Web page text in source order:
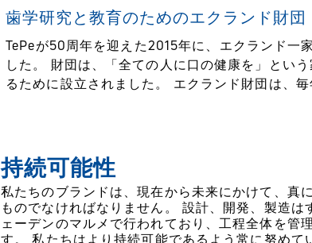
歯学研究と教育のためのエクランド財団
TePeが50周年を迎えた2015年に、エクランド
した。 財団は、「全ての人に口の健康を」とい
るために設立されました。 エクランド財団は、
持続可能性
私たちのブランドは、現在から未来にかけて、真
ものでなければなりません。 設計、開発、製造は
ェーデンのマルメで行われており、工程全体を管
す。 私たちはより持続可能であるよう常に努めて